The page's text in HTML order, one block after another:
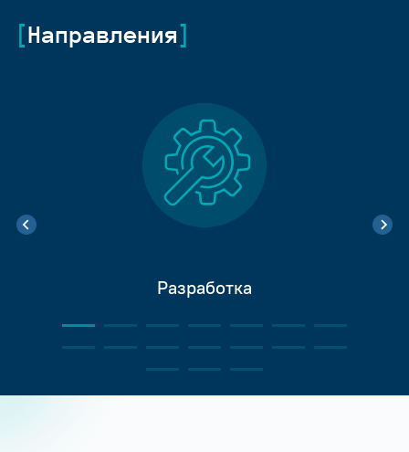
Направления
Разработка